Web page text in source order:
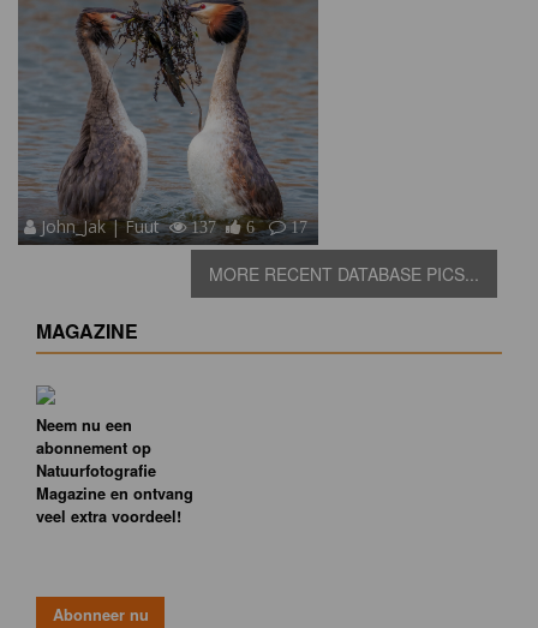
John_Jak | Fuut 137 6 17
MORE RECENT DATABASE PICS...
MAGAZINE
Neem nu een
abonnement op
Natuurfotografie
Magazine en ontvang
veel extra voordeel!